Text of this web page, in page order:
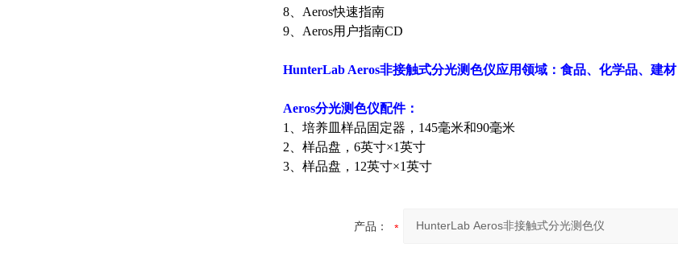
8、Aeros快速指南
9、Aeros用户指南CD
HunterLab Aeros非接触式分光测色仪应用领域：食品、化学品、建材
Aeros分光测色仪配件：
1、培养皿样品固定器，145毫米和90毫米
2、样品盘，6英寸×1英寸
3、样品盘，12英寸×1英寸
产品：